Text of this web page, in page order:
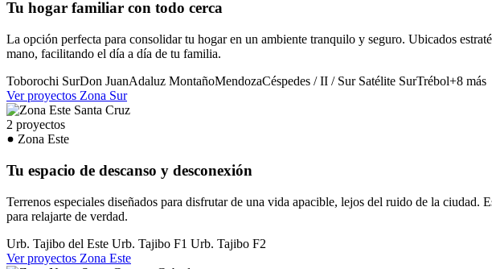
Tu hogar familiar con todo cerca
La opción perfecta para consolidar tu hogar en un ambiente tranquilo y seguro. Ubicados
mano, facilitando el día a día de tu familia.
Toborochi SurDon JuanAdaluz MontañoMendozaCéspedes / II / Sur Satélite SurTrébol+8 más
Ver proyectos Zona Sur
2 proyectos
Zona Este
Tu espacio de descanso y desconexión
Terrenos especiales diseñados para disfrutar de una vida apacible, lejos del ruido de la
para relajarte de verdad.
Urb. Tajibo del Este Urb. Tajibo F1 Urb. Tajibo F2
Ver proyectos Zona Este